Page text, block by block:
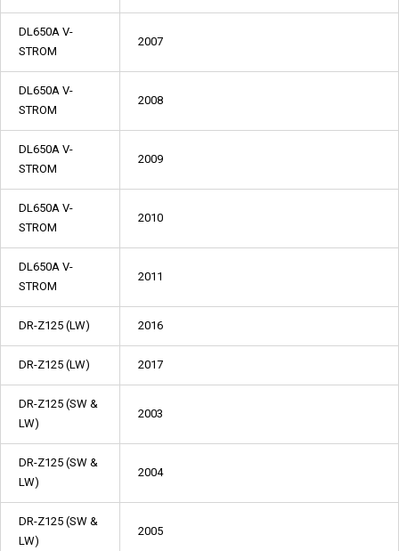
DL650A V-
STROM
2007
DL650A V-
STROM
2008
DL650A V-
STROM
2009
DL650A V-
STROM
2010
DL650A V-
STROM
2011
DR-Z125 (LW) 2016
DR-Z125 (LW) 2017
DR-Z125 (SW &
LW)
2003
DR-Z125 (SW &
LW)
2004
DR-Z125 (SW &
LW)
2005